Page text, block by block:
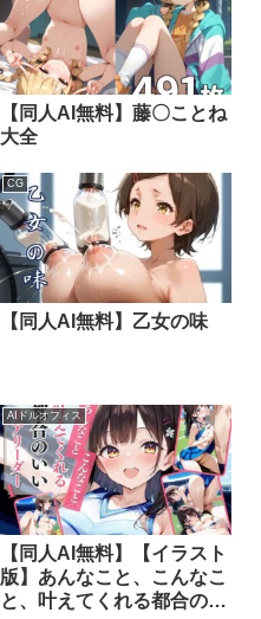
【同人AI無料】藤〇ことね
大全
CG
【同人AI無料】乙女の味
AIドルオフィス
【同人AI無料】【イラスト
版】あんなこと、こんなこ
と、叶えてくれる都合のチ